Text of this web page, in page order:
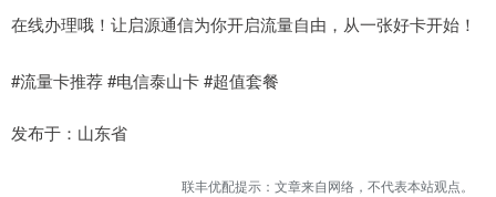
在线办理哦！让启源通信为你开启流量自由，从一张好卡开始！
#流量卡推荐 #电信泰山卡 #超值套餐
发布于：山东省
联丰优配提示：文章来自网络，不代表本站观点。